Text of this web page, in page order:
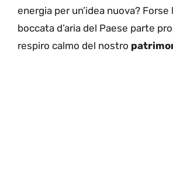
energia per un’idea nuova? Forse
boccata d’aria del Paese parte
respiro calmo del nostro